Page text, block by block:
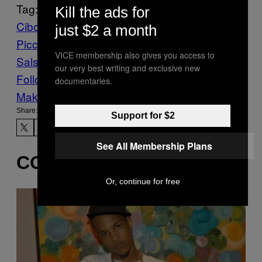
Tag:
Cibo
Piccante
Salse
salse
Follow Us On Discover
Make Us Preferred In Top Stories
Share:
CONTENUTI SIMILI
Kill the ads for
just $2 a month
VICE membership also gives you access to
our very best writing and exclusive new
documentaries.
Support for $2
See All Membership Plans
Or, continue for free